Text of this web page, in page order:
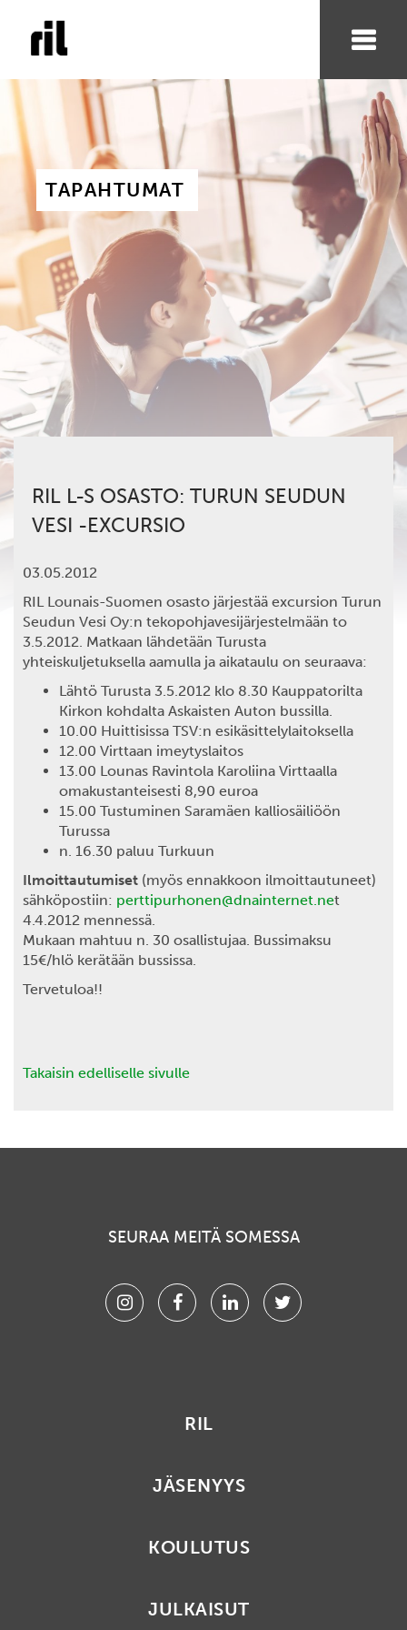
TAPAHTUMAT
RIL L-S OSASTO: TURUN SEUDUN
VESI -EXCURSIO
03.05.2012
RIL Lounais-Suomen osasto järjestää excursion Turun
Seudun Vesi Oy:n tekopohjavesijärjestelmään to
3.5.2012. Matkaan lähdetään Turusta
yhteiskuljetuksella aamulla ja aikataulu on seuraava:
Lähtö Turusta 3.5.2012 klo 8.30 Kauppatorilta
Kirkon kohdalta Askaisten Auton bussilla.
10.00 Huittisissa TSV:n esikäsittelylaitoksella
12.00 Virttaan imeytyslaitos
13.00 Lounas Ravintola Karoliina Virttaalla
omakustanteisesti 8,90 euroa
15.00 Tustuminen Saramäen kalliosäiliöön
Turussa
n. 16.30 paluu Turkuun
Ilmoittautumiset (myös ennakkoon ilmoittautuneet)
sähköpostiin: perttipurhonen@dnainternet.net
4.4.2012 mennessä.
Mukaan mahtuu n. 30 osallistujaa. Bussimaksu
15€/hlö kerätään bussissa.
Tervetuloa!!
Takaisin edelliselle sivulle
SEURAA MEITÄ SOMESSA
InstagramFacebookLinkedinTwitter
RIL
JÄSENYYS
KOULUTUS
JULKAISUT